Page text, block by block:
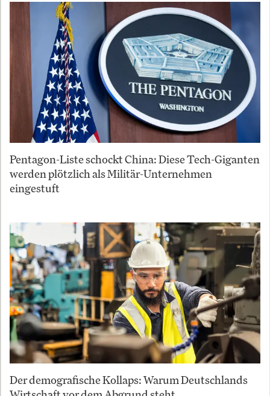
Pentagon-Liste schockt China: Diese Tech-Giganten
werden plötzlich als Militär-Unternehmen
eingestuft
Der demografische Kollaps: Warum Deutschlands